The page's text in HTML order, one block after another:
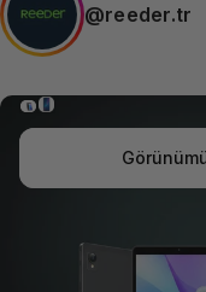
@reeder.tr